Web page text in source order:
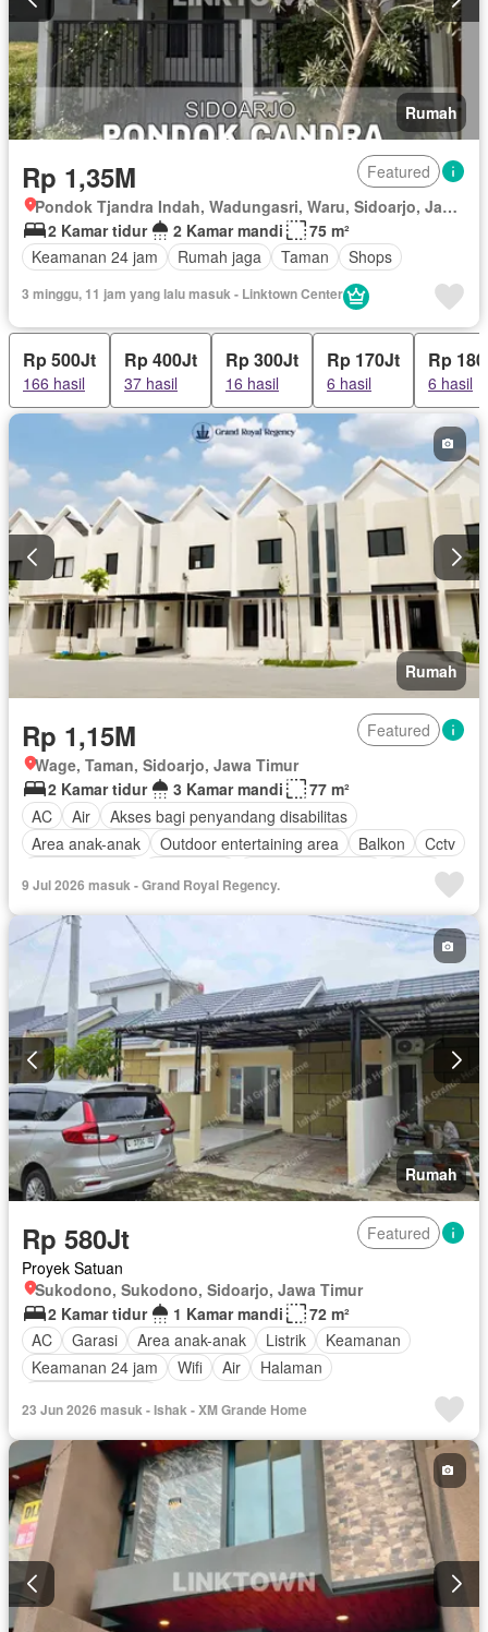
Rumah
Rp 1,35M
Featured
Pondok Tjandra Indah, Wadungasri, Waru, Sidoarjo, Jawa Timur
2 Kamar tidur
2 Kamar mandi
75 m²
Keamanan 24 jam
Rumah jaga Taman Shops
3 minggu, 11 jam yang lalu masuk - Linktown Center
Rp 500Jt
166 hasil
Rp 400Jt
37 hasil
Rp 300Jt
16 hasil
Rp 170Jt
6 hasil
Rp
6 hasil
Rumah
Rp 1,15M
Featured
Wage, Taman, Sidoarjo, Jawa Timur
2 Kamar tidur
3 Kamar mandi
77 m²
AC
Air
Akses bagi penyandang disabilitas
Area anak-anak
Outdoor entertaining area Balkon
Cctv
Secure parking
Rumah jaga Ruang layanan
Tangki air
Garasi
Berperabot lengkap
9 Jul 2026 masuk - Grand Royal Regency.
Rumah
Rp 580Jt
Featured
Proyek Satuan
Sukodono, Sukodono, Sidoarjo, Jawa Timur
2 Kamar tidur
1 Kamar mandi
72 m²
AC
Garasi Area anak-anak Listrik
Keamanan
Keamanan 24 jam
Wifi Air
Halaman
23 Jun 2026 masuk - Ishak - XM Grande Home